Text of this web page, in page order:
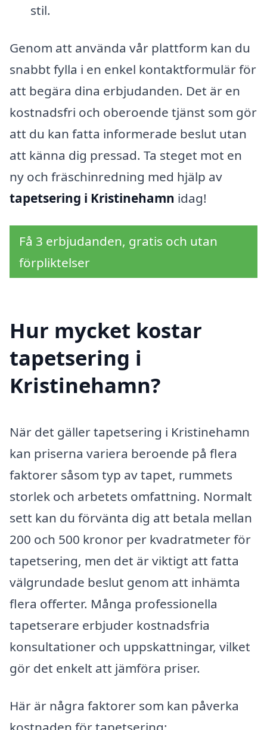
stil.
Genom att använda vår plattform kan du
snabbt fylla i en enkel kontaktformulär för
att begära dina erbjudanden. Det är en
kostnadsfri och oberoende tjänst som gör
att du kan fatta informerade beslut utan
att känna dig pressad. Ta steget mot en
ny och fräschinredning med hjälp av
tapetsering i Kristinehamn idag!
Få 3 erbjudanden, gratis och utan
förpliktelser
Hur mycket kostar
tapetsering i
Kristinehamn?
När det gäller tapetsering i Kristinehamn
kan priserna variera beroende på flera
faktorer såsom typ av tapet, rummets
storlek och arbetets omfattning. Normalt
sett kan du förvänta dig att betala mellan
200 och 500 kronor per kvadratmeter för
tapetsering, men det är viktigt att fatta
välgrundade beslut genom att inhämta
flera offerter. Många professionella
tapetserare erbjuder kostnadsfria
konsultationer och uppskattningar, vilket
gör det enkelt att jämföra priser.
Här är några faktorer som kan påverka